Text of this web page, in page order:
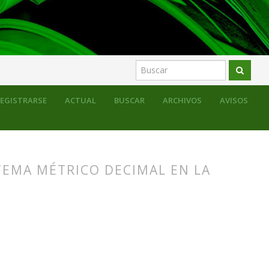
ACTUAL BUSCAR ARCHIVOS AVISOS
MÉTRICO DECIMAL EN LA